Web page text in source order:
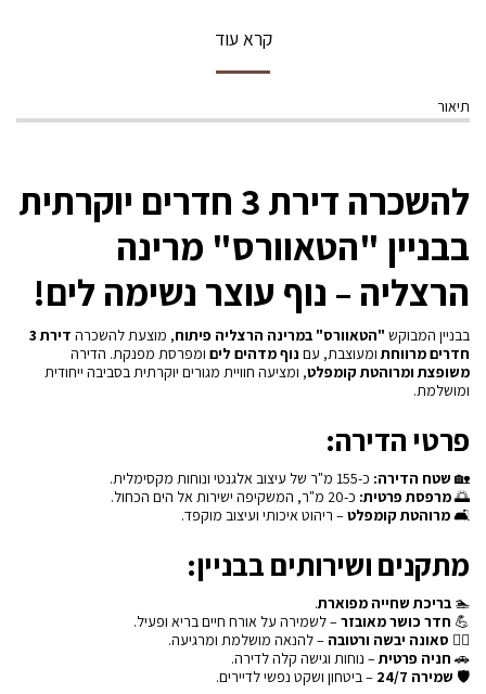
קרא עוד
תיאור
להשכרה דירת 3 חדרים יוקרתית
בבניין "הטאוורס" מרינה
הרצליה – נוף עוצר נשימה לים!
בבניין המבוקש "הטאוורס" במרינה הרצליה פיתוח, מוצעת להשכרה
דירת 3
חדרים מרווחתומעוצבת, עם נוף מדהים לים ומפרסת מפנקת. הדירה
משופצת ומרוהטת קומפלט, ומציעה חוויית מגורים יוקרתית בסביבה ייחודית
ומושלמת.
פרטי הדירה:
🏡 שטח הדירה: כ-155 מ"ר של עיצוב אלגנטי ונוחות מקסימלית.
🌅מרפסת פרטית: כ-20 מ"ר, המשקיפה ישירות אל הים הכחול.
🛋מרוהטת קומפלט– ריהוט איכותי ועיצוב מוקפד.
מתקנים ושירותים בבניין:
🏊 בריכת שחייה מפוארת.
💪 חדר כושר מאובזר– לשמירה על אורח חיים בריא ופעיל.
🧖‍♂️ סאונה יבשה ורטובה – להנאה מושלמת ומרגיעה.
🚗 חניה פרטית– נוחות וגישה קלה לדירה.
🛡 שמירה 24/7 – ביטחון ושקט נפשי לדיירים.